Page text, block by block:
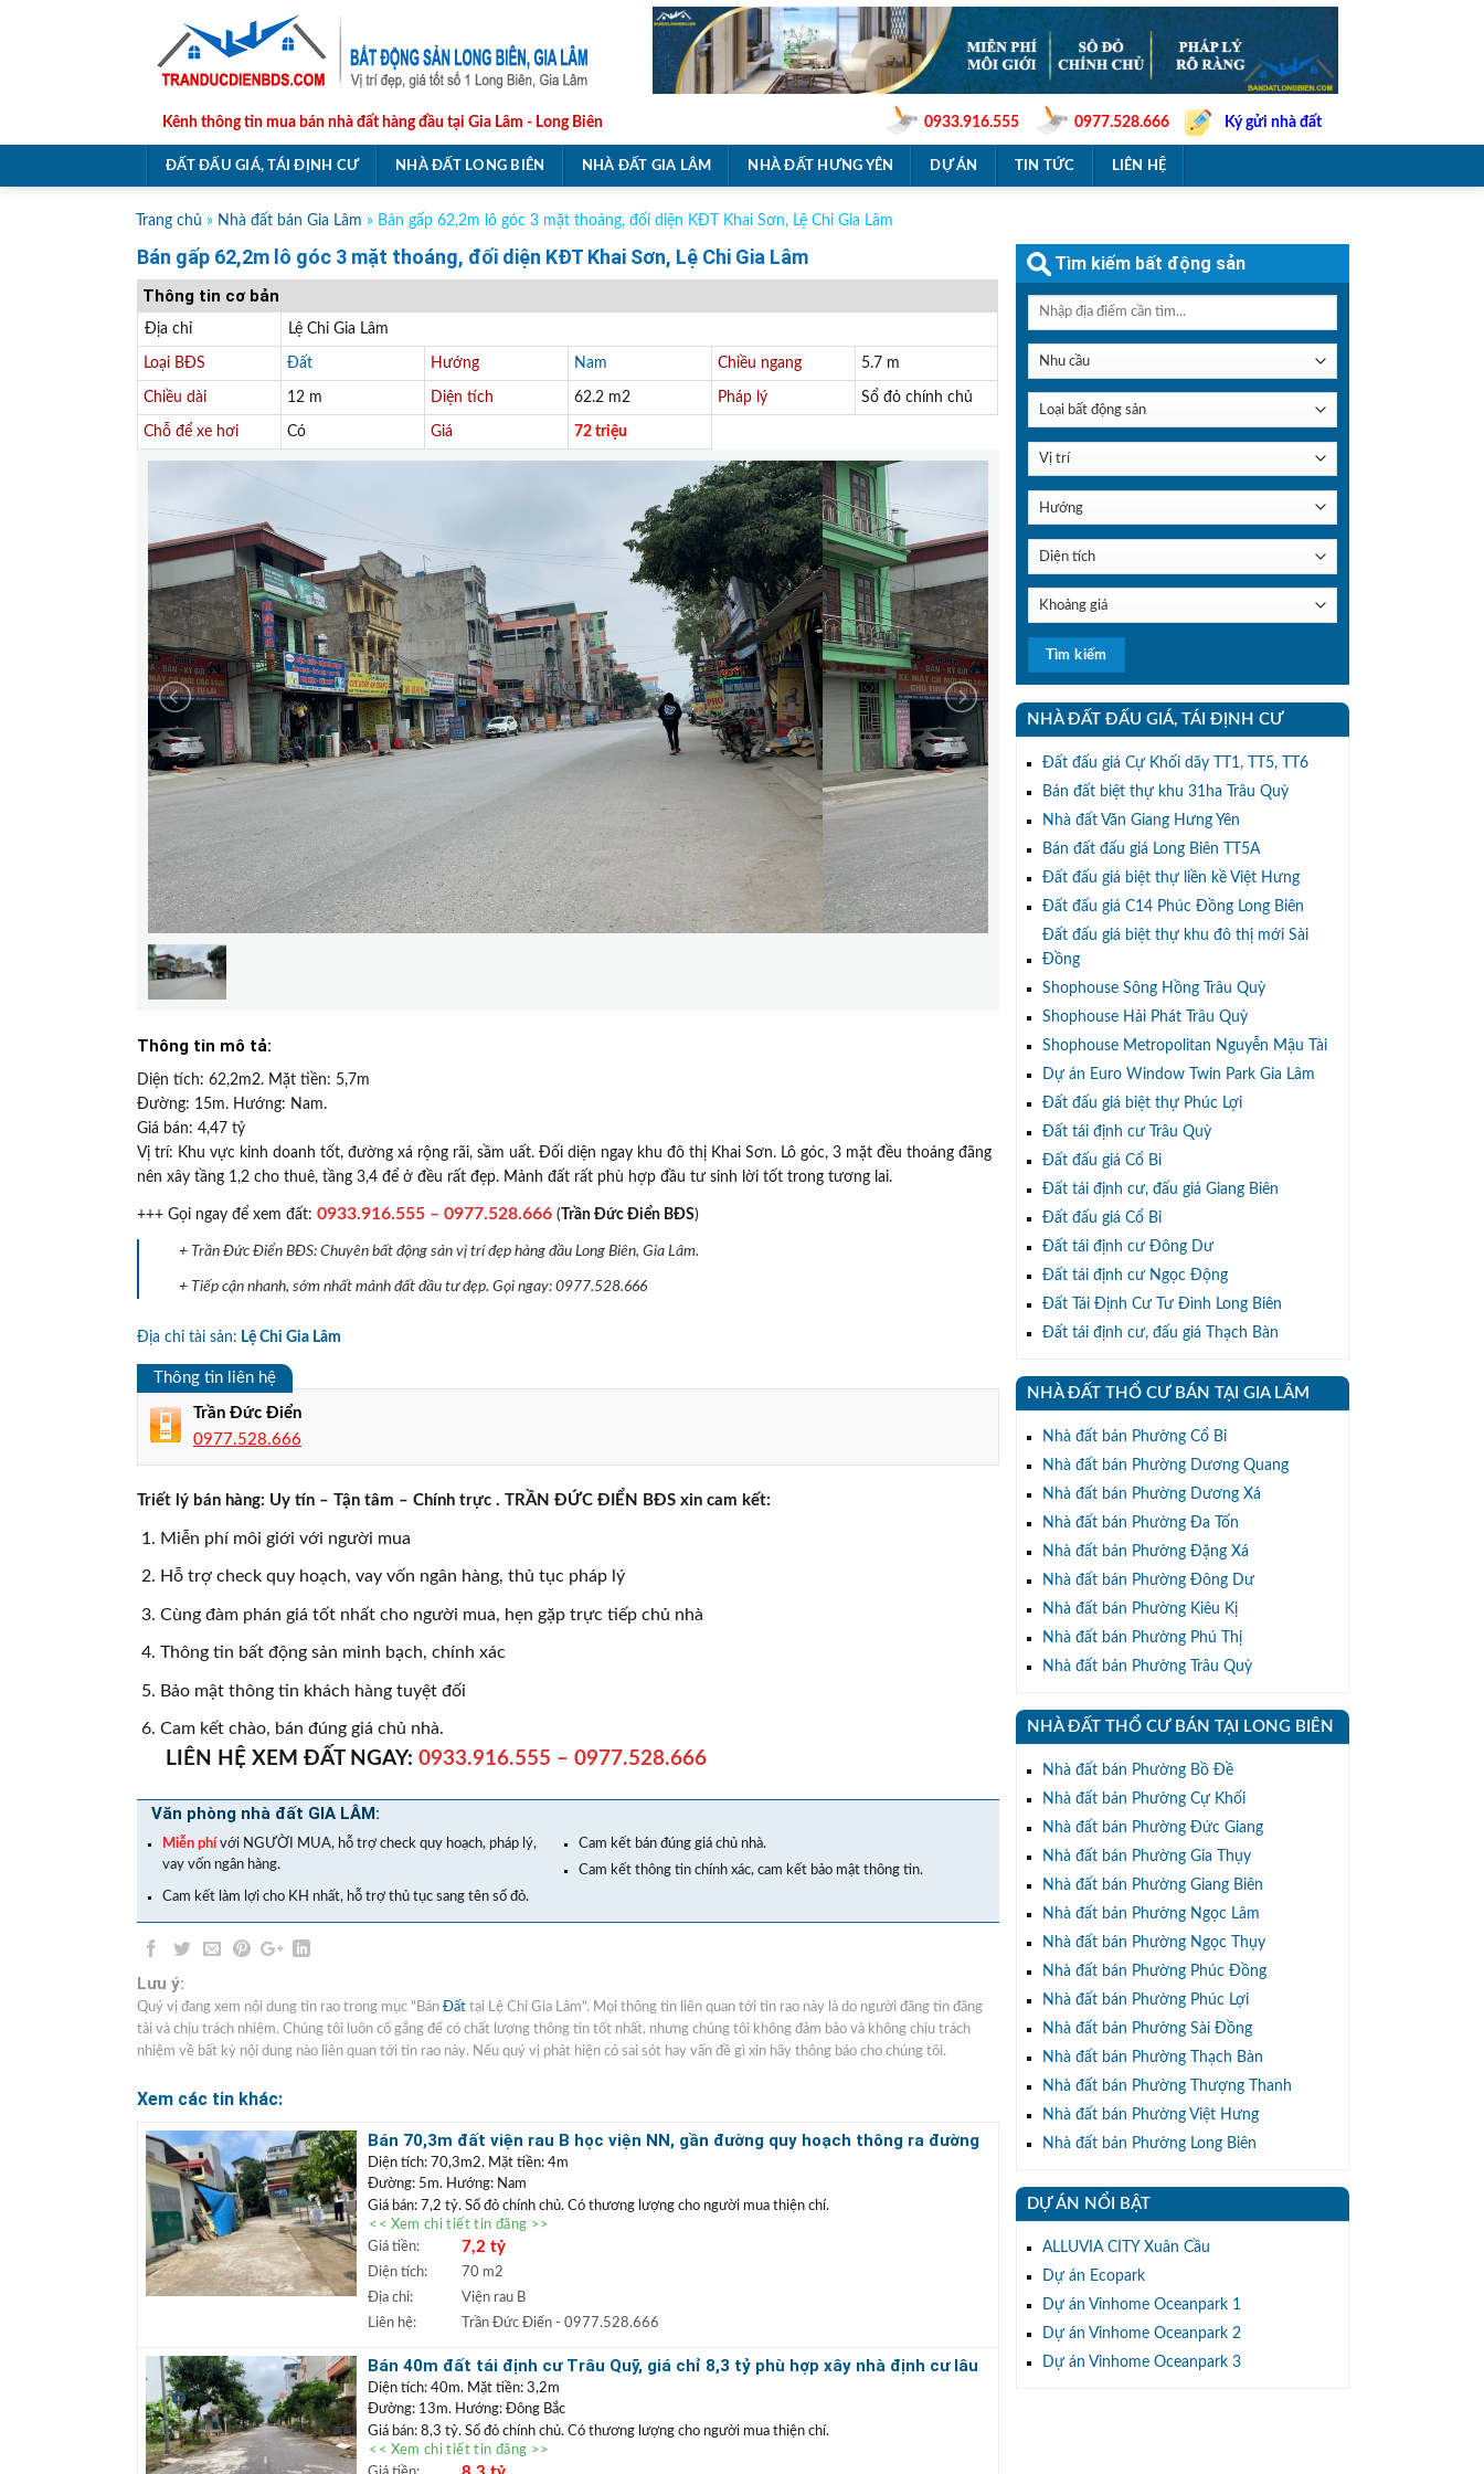
Kênh thông tin mua bán nhà đất hàng đầu tại Gia Lâm - Long Biên 0933.916.555 0977.528.666 Ký gửi nhà đất
ĐẤT ĐẤU GIÁ, TÁI ĐỊNH CƯ NHÀ ĐẤT LONG BIÊN NHÀ ĐẤT GIA LÂM NHÀ ĐẤT HƯNG YÊN DỰ ÁN TIN TỨC LIÊN HỆ
Trang chủ » Nhà đất bán Gia Lâm » Bán gấp 62,2m lô góc 3 mặt thoáng, đối diện KĐT Khai Sơn, Lệ Chi Gia Lâm
Bán gấp 62,2m lô góc 3 mặt thoáng, đối diện KĐT Khai Sơn, Lệ Chi Gia Lâm
Thông tin cơ bản
Địa chỉ Lệ Chi Gia Lâm
Loại BĐS Đất Hướng Nam Chiều ngang 5.7 m
Chiều dài 12 m Diện tích 62.2 m2 Pháp lý Sổ đỏ chính chủ
Chỗ để xe hơi Có Giá 72 triệu
Thông tin mô tả:
Diện tích: 62,2m2. Mặt tiền: 5,7m
Đường: 15m. Hướng: Nam.
Giá bán: 4,47 tỷ
Vị trí: Khu vực kinh doanh tốt, đường xá rộng rãi, sầm uất. Đối diện ngay khu đô thị Khai Sơn. Lô góc, 3 mặt đều thoáng đãng
nên xây tầng 1,2 cho thuê, tầng 3,4 để ở đều rất đẹp. Mảnh đất rất phù hợp đầu tư sinh lời tốt trong tương lai.
+++ Gọi ngay để xem đất: 0933.916.555 – 0977.528.666 (Trần Đức Điển BĐS)
+ Trần Đức Điển BĐS: Chuyên bất động sản vị trí đẹp hàng đầu Long Biên, Gia Lâm.
+ Tiếp cận nhanh, sớm nhất mảnh đất đầu tư đẹp. Gọi ngay: 0977.528.666
Địa chỉ tài sản: Lệ Chi Gia Lâm
Thông tin liên hệ
Trần Đức Điển
0977.528.666
Triết lý bán hàng: Uy tín – Tận tâm – Chính trực . TRẦN ĐỨC ĐIỂN BĐS xin cam kết:
Miễn phí môi giới với người mua
Hỗ trợ check quy hoạch, vay vốn ngân hàng, thủ tục pháp lý
Cùng đàm phán giá tốt nhất cho người mua, hẹn gặp trực tiếp chủ nhà
Thông tin bất động sản minh bạch, chính xác
Bảo mật thông tin khách hàng tuyệt đối
Cam kết chào, bán đúng giá chủ nhà.
LIÊN HỆ XEM ĐẤT NGAY: 0933.916.555 – 0977.528.666
Văn phòng nhà đất GIA LÂM:
Miễn phí với NGƯỜI MUA, hỗ trợ check quy hoạch, pháp lý,
vay vốn ngân hàng.
Cam kết bán đúng giá chủ nhà.
Cam kết thông tin chính xác, cam kết bảo mật thông tin.
Cam kết làm lợi cho KH nhất, hỗ trợ thủ tục sang tên sổ đỏ.
Lưu ý:
Quý vị đang xem nội dung tin rao trong mục "Bán Đất tại Lệ Chi Gia Lâm". Mọi thông tin liên quan tới tin rao này là do người đăng tin đăng
tải và chịu trách nhiệm. Chúng tôi luôn cố gắng để có chất lượng thông tin tốt nhất, nhưng chúng tôi không đảm bảo và không chịu trách
nhiệm về bất kỳ nội dung nào liên quan tới tin rao này. Nếu quý vị phát hiện có sai sót hay vấn đề gì xin hãy thông báo cho chúng tôi.
Xem các tin khác:
Bán 70,3m đất viện rau B học viện NN, gần đường quy hoạch thông ra đường
5 may 10 đang triển khai
Diện tích: 70,3m2. Mặt tiền: 4m
Đường: 5m. Hướng: Nam
Giá bán: 7,2 tỷ. Sổ đỏ chính chủ. Có thương lượng cho người mua thiện chí.
Vị trí: Bán đất khu viện rau B học viện Nông Nghiệp, khu vực đang mở tuyến đường thông ra đường
5, tổ 12 Thạch Bàn – Cổ Linh. Vị trí thoáng đãng, yên tĩnh, oto ra vào nhà thoải mái. Có thể mua giữ
tiền hoặc định cư lâu dài.
+++ Liên hệ xem đấtGỌI NGAY
+ TRẦN ĐỨC ĐIỂN:Chuyên bất động sản
Lâm.
+ Bất động sản TRẦN PHÚ: Nhận mua bán ký gửi nhà đất, hỗ trợ thủ tục pháp lý, vay vốn
ngân hàng lãi suất thấp.
<< Xem chi tiết tin đăng >>
Giá tiền:
7,2 tỷ
Diện tích:
70 m2
Địa chỉ:
Viện rau B
Liên hệ:
Trần Đức Điển- 0977.528.666
Bán 40m đất tái định cư Trâu Quỹ, giá chỉ 8,3 tỷ phù hợp xây nhà định cư lâu
dài
Diện tích: 40m. Mặt tiền: 3,2m
Đường: 13m. Hướng: Đông Bắc
Giá bán: 8,3 tỷ. Sổ đỏ chính chủ. Có thương lượng cho người mua thiện chí.
Vị trí:Bán đất tái định cư khu 7,2ha Trâu Quỳ
<< Xem chi tiết tin đăng >>
Tìm kiếm bất động sản
NHÀ ĐẤT ĐẤU GIÁ, TÁI ĐỊNH CƯ
Đất đấu giá Cự Khối dãy TT1, TT5, TT6
Bán đất biệt thự khu 31ha Trâu Quỳ
Nhà đất Văn Giang Hưng Yên
Bán đất đấu giá Long Biên TT5A
Đất đấu giá biệt thự liền kề Việt Hưng
Đất đấu giá C14 Phúc Đồng Long Biên
Đất đấu giá biệt thự khu đô thị mới Sài
Đồng
Shophouse Sông Hồng Trâu Quỳ
Shophouse Hải Phát Trâu Quỳ
Shophouse Metropolitan Nguyễn Mậu Tài
Dự án Euro Window Twin Park Gia Lâm
Đất đấu giá biệt thự Phúc Lợi
Đất tái định cư Trâu Quỳ
Đất đấu giá Cổ Bi
Đất tái định cư, đấu giá Giang Biên
Đất đấu giá Cổ Bi
Đất tái định cư Đông Dư
Đất tái định cư Ngọc Động
Đất Tái Định Cư Tư Đình Long Biên
Đất tái định cư, đấu giá Thạch Bàn
NHÀ ĐẤT THỔ CƯ BÁN TẠI GIA LÂM
Nhà đất bán Phường Cổ Bi
Nhà đất bán Phường Dương Quang
Nhà đất bán Phường Dương Xá
Nhà đất bán Phường Đa Tốn
Nhà đất bán Phường Đặng Xá
Nhà đất bán Phường Đông Dư
Nhà đất bán Phường Kiêu Kị
Nhà đất bán Phường Phú Thị
Nhà đất bán Phường Trâu Quỳ
NHÀ ĐẤT THỔ CƯ BÁN TẠI LONG BIÊN
Nhà đất bán Phường Bồ Đề
Nhà đất bán Phường Cự Khối
Nhà đất bán Phường Đức Giang
Nhà đất bán Phường Gia Thụy
Nhà đất bán Phường Giang Biên
Nhà đất bán Phường Ngọc Lâm
Nhà đất bán Phường Ngọc Thụy
Nhà đất bán Phường Phúc Đồng
Nhà đất bán Phường Phúc Lợi
Nhà đất bán Phường Sài Đồng
Nhà đất bán Phường Thạch Bàn
Nhà đất bán Phường Thượng Thanh
Nhà đất bán Phường Việt Hưng
Nhà đất bán Phường Long Biên
DỰ ÁN NỔI BẬT
ALLUVIA CITY Xuân Cầu
Dự án Ecopark
Dự án Vinhome Oceanpark 1
Dự án Vinhome Oceanpark 2
Dự án Vinhome Oceanpark 3